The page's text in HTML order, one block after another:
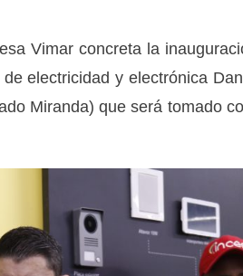
Vimar concreta la
electricidad y electrónica
Miranda) que será tomado